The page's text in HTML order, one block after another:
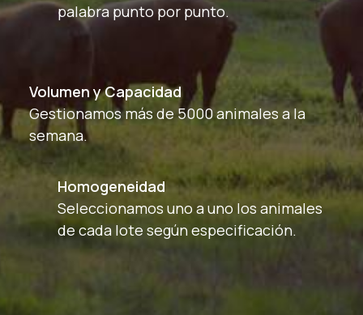
palabra punto por punto.
Volumen y Capacidad
Gestionamos más de 5000 animales a la
semana.
Homogeneidad
Seleccionamos uno a uno los animales
de cada lote según especificación.